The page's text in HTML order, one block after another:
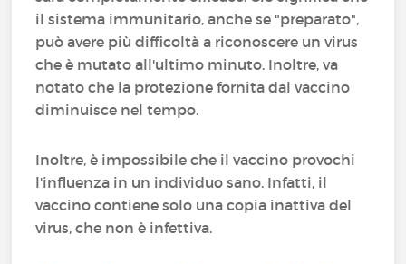
il sistema immunitario, anche se "preparato",
può avere più difficoltà a riconoscere un virus
che è mutato all'ultimo minuto. Inoltre, va
notato che la protezione fornita dal vaccino
diminuisce nel tempo.
Inoltre, è impossibile che il vaccino provochi
l'influenza in un individuo sano. Infatti, il
vaccino contiene solo una copia inattiva del
virus, che non è infettiva.